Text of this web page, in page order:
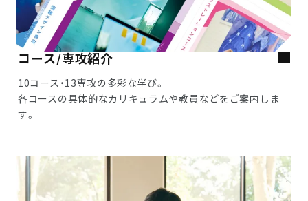
コース/専攻紹介
10コース・13専攻の多彩な学び。
各コースの具体的なカリキュラムや教員などをご案内しま
す。